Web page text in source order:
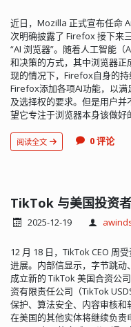
近日，Mozilla 正式宣布任命
次明确披露了 Firefox 接下来
“AI 浏览器”。随着人工智能
和决策的方式，其中浏览器
现的情况下，Firefox自身的
Firefox添加各项AI功能，以
及选择权的要求。但是用户
望它专注于浏览器本身该做好
阅读全文 0 评论
2025-12-19
12 月 18 日，TikTok CEO 周
进展。内部信显示，字节跳
成立新的 TikTok 美国合资公
资有限责任公司（TikTok
保护、算法安全、内容审核
在美国的其他实体将继续负